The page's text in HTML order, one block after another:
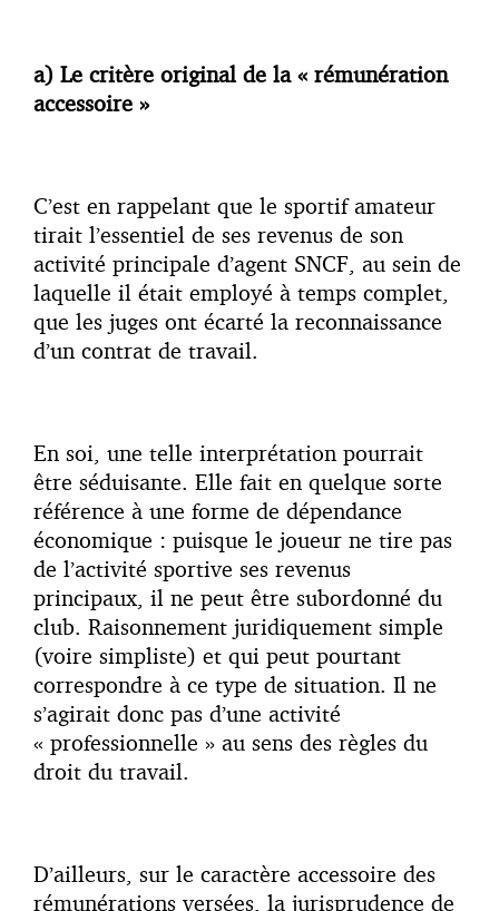
a) Le critère original de la « rémunération
accessoire »
C’est en rappelant que le sportif amateur
tirait l’essentiel de ses revenus de son
activité principale d’agent SNCF, au sein de
laquelle il était employé à temps complet,
que les juges ont écarté la reconnaissance
d’un contrat de travail.
En soi, une telle interprétation pourrait
être séduisante. Elle fait en quelque sorte
référence à une forme de dépendance
économique : puisque le joueur ne tire pas
de l’activité sportive ses revenus
principaux, il ne peut être subordonné du
club. Raisonnement juridiquement simple
(voire simpliste) et qui peut pourtant
correspondre à ce type de situation. Il ne
s’agirait donc pas d’une activité
« professionnelle » au sens des règles du
droit du travail.
D’ailleurs, sur le caractère accessoire des
rémunérations versées, la jurisprudence de